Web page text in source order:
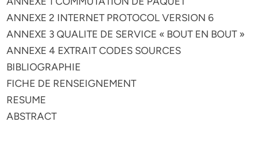
ANNEXE 2 INTERNET PROTOCOL VERSION 6
ANNEXE 3 QUALITE DE SERVICE « BOUT EN BOUT »
ANNEXE 4 EXTRAIT CODES SOURCES
BIBLIOGRAPHIE
FICHE DE RENSEIGNEMENT
RESUME
ABSTRACT